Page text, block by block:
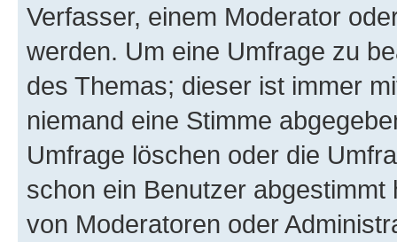
Verfasser, einem Moderator
werden. Um eine Umfrage zu
des Themas; dieser ist immer
niemand eine Stimme
Umfrage löschen oder die
schon ein Benutzer
von Moderatoren oder